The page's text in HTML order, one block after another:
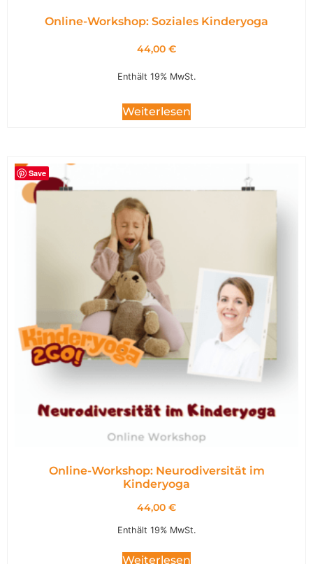
Online-Workshop: Soziales Kinderyoga
44,00 €
Enthält 19% MwSt.
Weiterlesen
Save
Online-Workshop: Neurodiversität im
Kinderyoga
44,00 €
Enthält 19% MwSt.
Weiterlesen